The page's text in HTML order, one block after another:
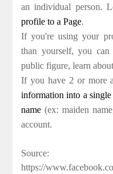
an individual person.
profile to a Page.
If you're using your
than yourself, you
public figure, learn about
If you have 2 or more
information into a single
name (ex: maiden
account.
Source:
https://